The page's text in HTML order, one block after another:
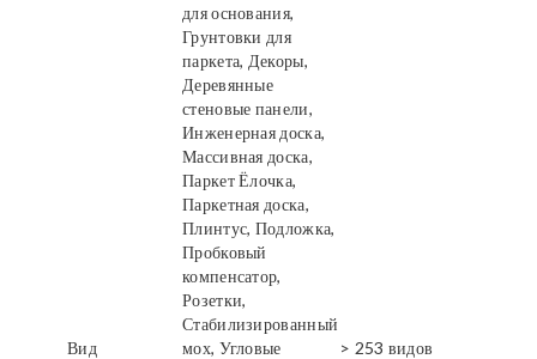
Вид
для основания,
Грунтовки для
паркета, Декоры,
Деревянные
стеновые панели,
Инженерная доска,
Массивная доска,
Паркет Ёлочка,
Паркетная доска,
Плинтус, Подложка,
Пробковый
компенсатор,
Розетки,
Стабилизированный
мох, Угловые
> 253 видов